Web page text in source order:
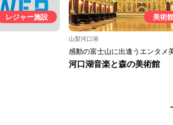
レジャー施設 美術
山梨河口湖
感動の富士山に出逢うエンタメ
河口湖音楽と森の美術館